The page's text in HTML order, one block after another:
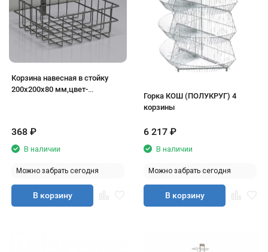
Корзина навесная в стойку
200х200х80 мм,цвет-
368 ₽
В наличии
Можно забрать сегодня
В корзину
Горка КОШ (ПОЛУКРУГ) 4
корзины
6 217 ₽
В наличии
Можно забрать сегодня
В корзину